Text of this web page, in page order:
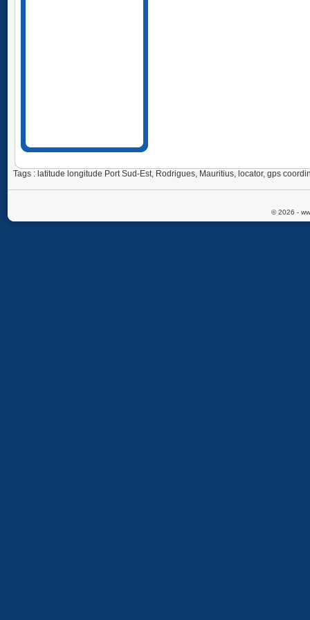
Tags : latitude longitude Port Sud-Est, Rodrigues, Mauritius, locator, gps
© 2026 -